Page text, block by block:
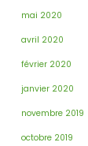
mai 2020
avril 2020
février 2020
janvier 2020
novembre 2019
octobre 2019